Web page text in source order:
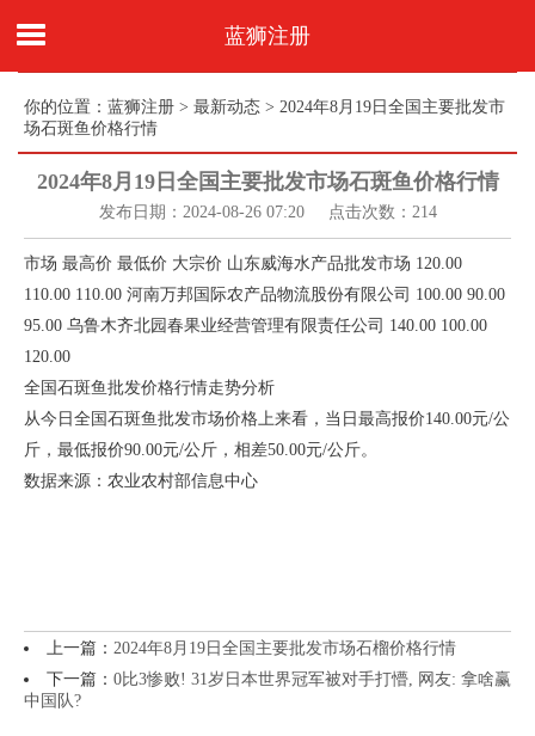
蓝狮注册
你的位置： 蓝狮注册 > 最新动态 > 2024年8月19日全国主要批发市
场石斑鱼价格行情
2024年8月19日全国主要批发市场石斑鱼价格行情
发布日期：2024-08-26 07:20 点击次数：214
市场 最高价 最低价 大宗价 山东威海水产品批发市场 120.00
110.00 110.00 河南万邦国际农产品物流股份有限公司 100.00 90.00
95.00 乌鲁木齐北园春果业经营管理有限责任公司 140.00 100.00
120.00
全国石斑鱼批发价格行情走势分析
从今日全国石斑鱼批发市场价格上来看，当日最高报价140.00元/公
斤，最低报价90.00元/公斤，相差50.00元/公斤。
数据来源：农业农村部信息中心
上一篇： 2024年8月19日全国主要批发市场石榴价格行情
下一篇： 0比3惨败! 31岁日本世界冠军被对手打懵, 网友: 拿啥赢
中国队?